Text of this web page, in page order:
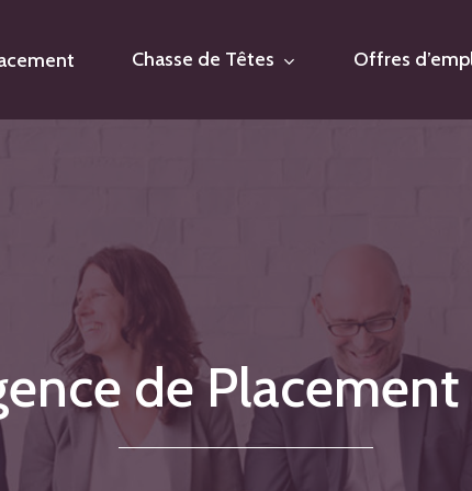
Chasse de Têtes Offres
dePlacement